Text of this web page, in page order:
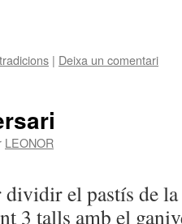
| Deixa un comentari
LEONOR
el pastís de
3 talls amb el